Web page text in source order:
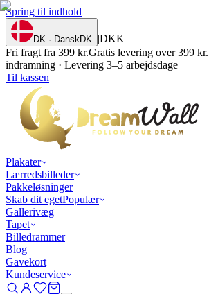
Spring til indhold
DK · DanskDK |DKK
Fri fragt fra 399 kr.Gratis levering over 399
indramning · Levering 3–5 arbejdsdage
Til kassen
Plakater
Lærredsbilleder
Pakkeløsninger
Skab dit egetPopulær
Gallerivæg
Tapet
Billedrammer
Blog
Gavekort
Kundeservice